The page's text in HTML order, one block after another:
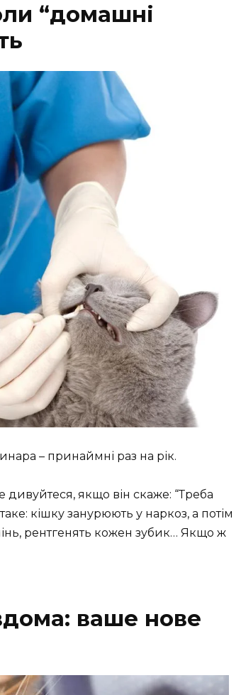
“домашні
– принаймні раз на рік.
дивуйтеся, якщо він скаже: “Треба
кішку занурюють у наркоз, а потім
рентгенять кожен зубик… Якщо ж
ваше нове